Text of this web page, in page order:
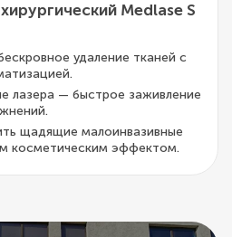
Medlase S
удаление тканей с
лазера — быстрое заживление
щадящие малоинвазивные
косметическим эффектом.